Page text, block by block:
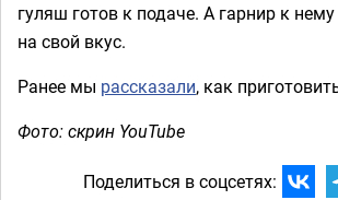
гуляш готов к подаче. А гарнир к
на свой вкус.
Ранее мы рассказали, как
Фото: скрин YouTube
Поделиться в соцсетях: